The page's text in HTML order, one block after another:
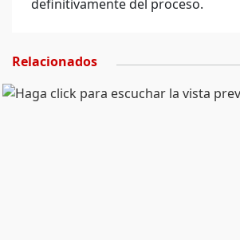
definitivamente del proceso.
Relacionados